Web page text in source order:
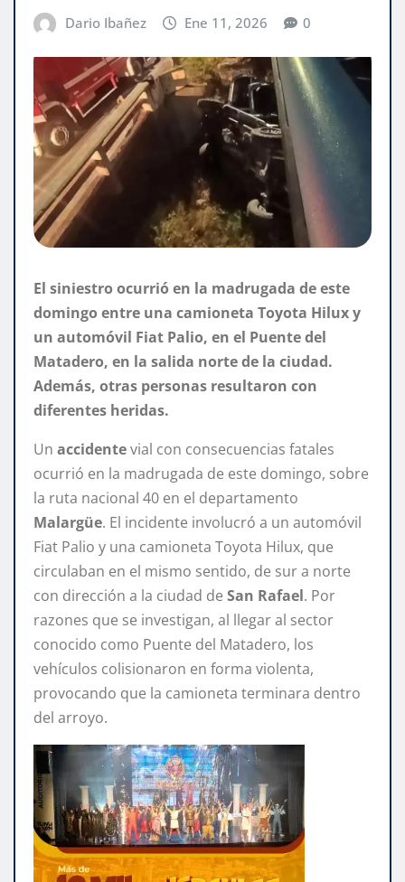
Dario Ibañez Ene 11, 2026 0
El siniestro ocurrió en la madrugada de este
domingo entre una camioneta Toyota Hilux y
un automóvil Fiat Palio, en el Puente del
Matadero, en la salida norte de la ciudad.
Además, otras personas resultaron con
diferentes heridas.
Un accidentevial con consecuencias fatales
ocurrió en la madrugada de este domingo, sobre
la ruta nacional 40 en el departamento
Malargüe. El incidente involucró a un automóvil
Fiat Palio y una camioneta Toyota Hilux, que
circulaban en el mismo sentido, de sur a norte
con dirección a la ciudad de San Rafael. Por
razones que se investigan, al llegar al sector
conocido como Puente del Matadero, los
vehículos colisionaron en forma violenta,
provocando que la camioneta terminara dentro
del arroyo.